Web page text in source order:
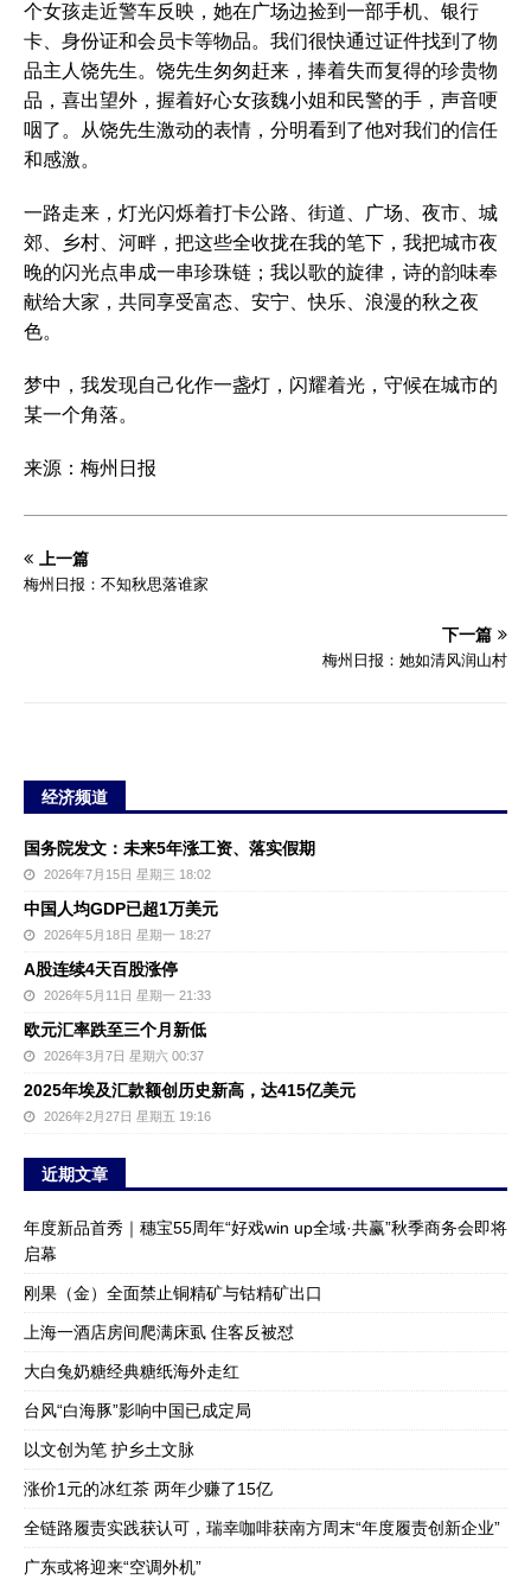
个女孩走近警车反映，她在广场边捡到一部手机、银行
卡、身份证和会员卡等物品。我们很快通过证件找到了物
品主人饶先生。饶先生匆匆赶来，捧着失而复得的珍贵物
品，喜出望外，握着好心女孩魏小姐和民警的手，声音哽
咽了。从饶先生激动的表情，分明看到了他对我们的信任
和感激。
一路走来，灯光闪烁着打卡公路、街道、广场、夜市、城
郊、乡村、河畔，把这些全收拢在我的笔下，我把城市夜
晚的闪光点串成一串珍珠链；我以歌的旋律，诗的韵味奉
献给大家，共同享受富态、安宁、快乐、浪漫的秋之夜
色。
梦中，我发现自己化作一盏灯，闪耀着光，守候在城市的
某一个角落。
来源：梅州日报
上一篇
梅州日报：不知秋思落谁家
下一篇
梅州日报：她如清风润山村
经济频道
国务院发文：未来5年涨工资、落实假期
2026年7月15日 星期三 18:02
中国人均GDP已超1万美元
2026年5月18日 星期一 18:27
A股连续4天百股涨停
2026年5月11日 星期一 21:33
欧元汇率跌至三个月新低
2026年3月7日 星期六 00:37
2025年埃及汇款额创历史新高，达415亿美元
2026年2月27日 星期五 19:16
近期文章
年度新品首秀｜穗宝55周年“好戏win up全域·共赢”秋季商务会即将
启幕
刚果（金）全面禁止铜精矿与钴精矿出口
上海一酒店房间爬满床虱 住客反被怼
大白兔奶糖经典糖纸海外走红
台风“白海豚”影响中国已成定局
以文创为笔 护乡土文脉
涨价1元的冰红茶 两年少赚了15亿
全链路履责实践获认可，瑞幸咖啡获南方周末“年度履责创新企业”
广东或将迎来“空调外机”